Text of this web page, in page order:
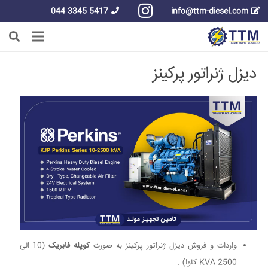
info@ttm-diesel.com
5417 3345 044
دیزل ژنراتور پرکینز
واردات و فروش دیزل ژنراتور پرکینز به صورتکوپله فابریک
(10 الی
2500 KVA کاوا) .